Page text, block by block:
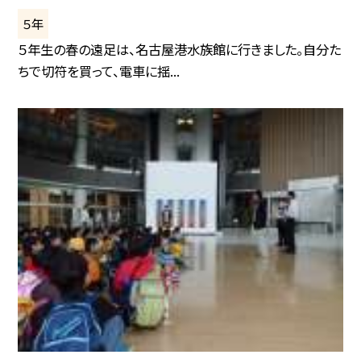
５年
５年生の春の遠足は、名古屋港水族館に行きました。自分た
ちで切符を買って、電車に揺...